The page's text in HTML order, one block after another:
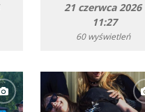
21 czerwca 2026
11:27
60 wyświetleń